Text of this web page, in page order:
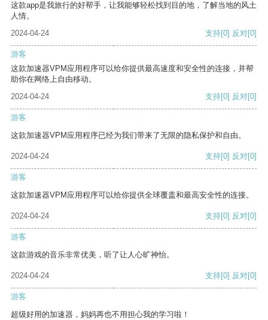
这款app是我旅行的好帮手，让我能够轻松找到目的地，了解当地的风土
人情。
2024-04-24
支持[0] 反对[0]
游客
这款加速器VPM应用程序可以给你提供最高速度和安全性的连接，并帮
助你在网络上自由移动。
2024-04-24
支持[0] 反对[0]
游客
这款加速器VPM应用程序已经为我们带来了无限的隐私保护和自由。
2024-04-24 支持[0] 反对[0]
游客
这款加速器VPM应用程序可以给你提供全球覆盖和最高安全性的连接。
2024-04-24 支持[0] 反对[0]
游客
这款游戏的音乐非常优美，听了让人心旷神怡。
2024-04-24 支持[0] 反对[0]
游客
超级好用的加速器，妈妈再也不用担心我的学习啦！